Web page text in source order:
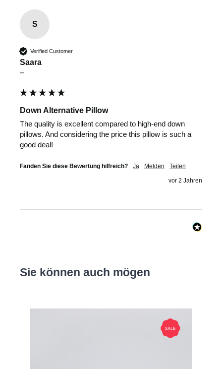
S
Verified Customer
Saara
""
Down Alternative Pillow
The quality is excellent compared to high-end down
pillows. And considering the price this pillow is such a
good deal!
Fanden Sie diese Bewertung hilfreich? Ja Melden Teilen
vor 2 Jahren
Sie können auch mögen